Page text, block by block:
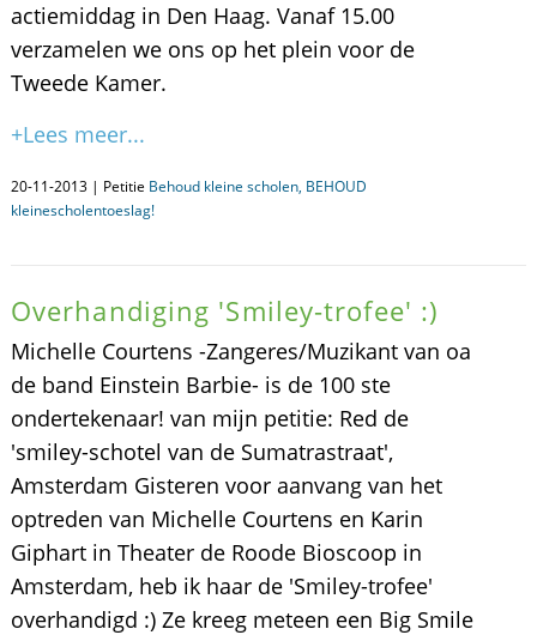
actiemiddag in Den Haag. Vanaf 15.00
verzamelen we ons op het plein voor de
Tweede Kamer.
+Lees meer...
20-11-2013 | Petitie Behoud kleine scholen, BEHOUD
kleinescholentoeslag!
Overhandiging 'Smiley-trofee' :)
Michelle Courtens -Zangeres/Muzikant van oa
de band Einstein Barbie- is de 100 ste
ondertekenaar! van mijn petitie: Red de
'smiley-schotel van de Sumatrastraat',
Amsterdam Gisteren voor aanvang van het
optreden van Michelle Courtens en Karin
Giphart in Theater de Roode Bioscoop in
Amsterdam, heb ik haar de 'Smiley-trofee'
overhandigd :) Ze kreeg meteen een Big Smile